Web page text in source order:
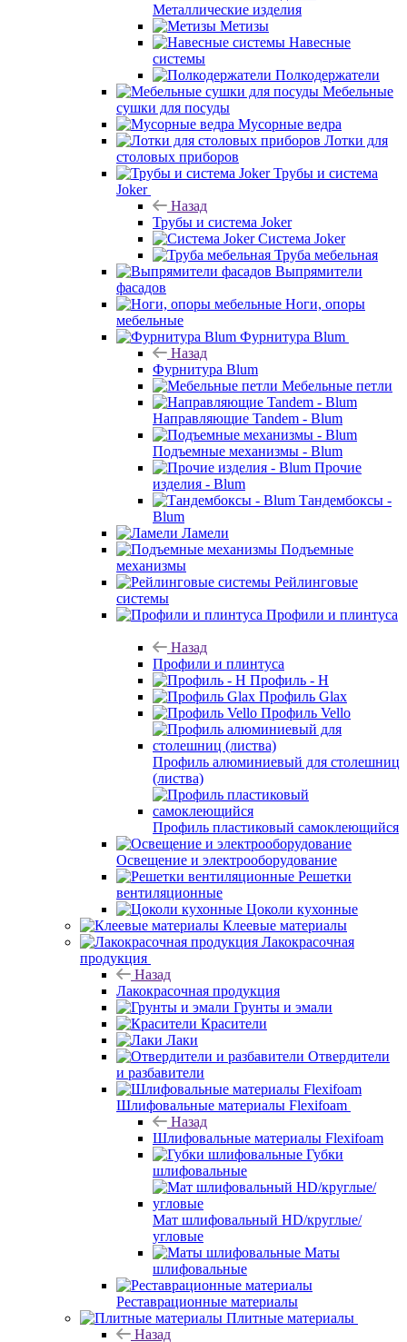
Металлические изделия
Метизы
Навесные
системы
Полкодержатели
Мебельные
сушки для посуды
Мусорные ведра
Лотки для
столовых приборов
Трубы и система
Joker
Назад
Трубы и система Joker
Система Joker
Труба мебельная
Выпрямители
фасадов
Ноги, опоры
мебельные
Фурнитура Blum
Назад
Фурнитура Blum
Мебельные петли
Направляющие Tandem - Blum
Подъемные механизмы - Blum
Прочие
изделия - Blum
Тандембоксы -
Blum
Ламели
Подъемные
механизмы
Рейлинговые
системы
Профили и плинтуса
Назад
Профили и плинтуса
Профиль - H
Профиль Glax
Профиль Vello
Профиль алюминиевый для столешниц
(листва)
Профиль пластиковый самоклеющийся
Освещение и электрооборудование
Решетки
вентиляционные
Цоколи кухонные
Клеевые материалы
Лакокрасочная
продукция
Назад
Лакокрасочная продукция
Грунты и эмали
Красители
Лаки
Отвердители
и разбавители
Шлифовальные материалы Flexifoam
Назад
Шлифовальные материалы Flexifoam
Губки
шлифовальные
Мат шлифовальный HD/круглые/
угловые
Маты
шлифовальные
Реставрационные материалы
Плитные материалы
Назад